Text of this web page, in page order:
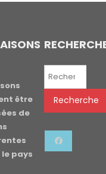
être
de
le pays
Recherche